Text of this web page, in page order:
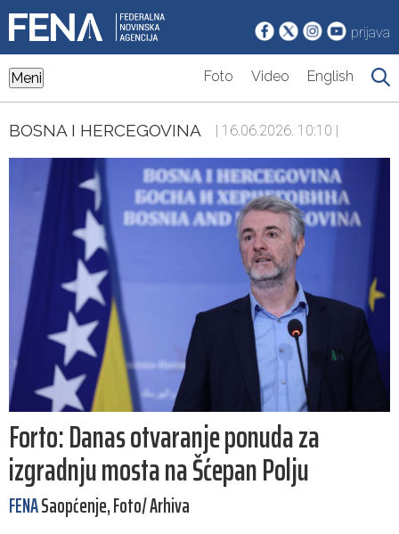
prijava
Meni Foto Video English
BOSNA I HERCEGOVINA | 16.06.2026. 10:10 |
Forto: Danas otvaranje ponuda za
izgradnju mosta na Šćepan Polju
FENASaopćenje, Foto/ Arhiva